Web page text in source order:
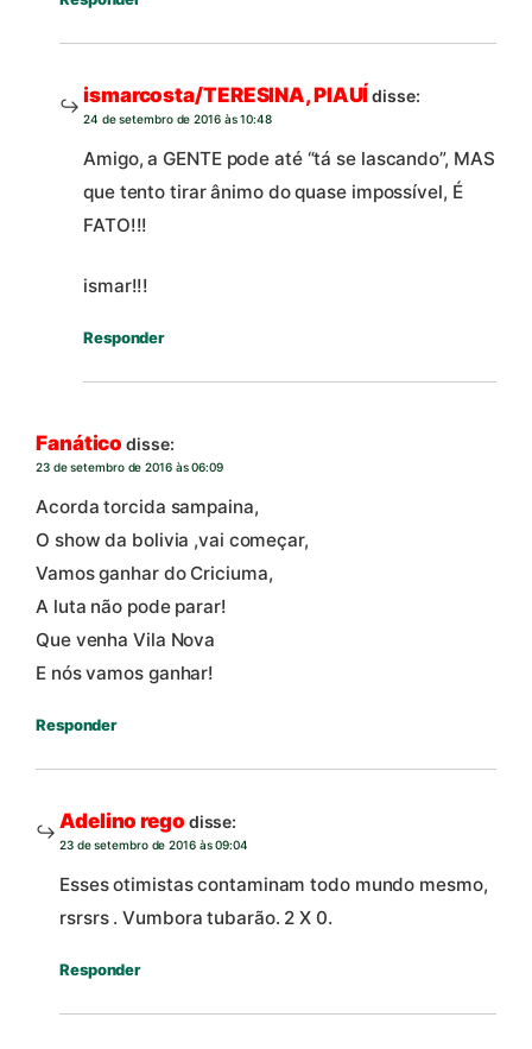
ismarcosta/TERESINA, PIAUÍdisse:
24 de setembro de 2016 às 10:48
Amigo, a GENTE pode até “tá se lascando”, MAS
que tento tirar ânimo do quase impossível, É
FATO!!!
ismar!!!
Responder
Fanático disse:
23 de setembro de 2016 às 06:09
Acorda torcida sampaina,
O show da bolivia ,vai começar,
Vamos ganhar do Criciuma,
A luta não pode parar!
Que venha Vila Nova
E nós vamos ganhar!
Responder
Adelino rego disse:
23 de setembro de 2016 às 09:04
Esses otimistas contaminam todo mundo mesmo,
rsrsrs . Vumbora tubarão. 2 X 0.
Responder